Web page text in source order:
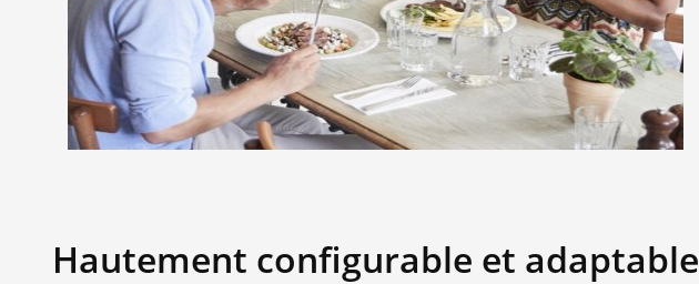
Hautement configurable et adaptable